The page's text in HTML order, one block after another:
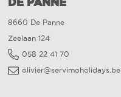
8660 De Panne
Zeelaan 124
058 22 41 70
olivier@servimoholidays.be